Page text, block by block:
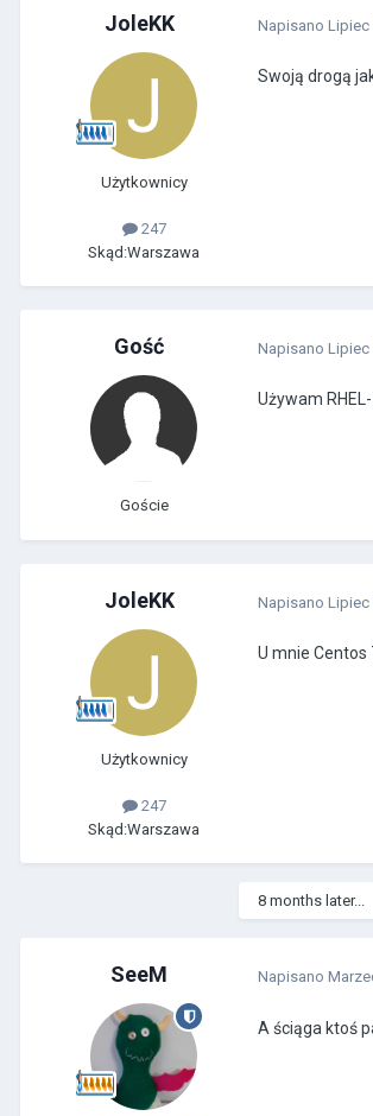
JoleKK
Użytkownicy
247
Skąd:Warszawa
Napisano Lipiec
Swoją drogą
Gość
Goście
Napisano Lipiec
Używam
JoleKK
Użytkownicy
247
Skąd:Warszawa
Napisano Lipiec
U mnie
8 months later...
SeeM Napisano
A ściąga ktoś